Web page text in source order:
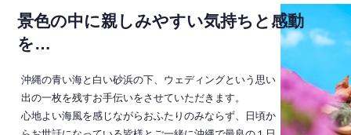
景色の中に親しみやすい気持ちと感動
を…
沖縄の青い海と白い砂浜の下、ウェディングという思い
出の一枚を残すお手伝いをさせていただきます。
心地よい海風を感じながらおふたりのみならず、日頃か